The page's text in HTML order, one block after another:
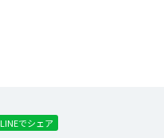
LINEでシェア